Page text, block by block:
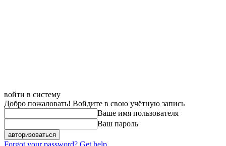
войти в систему
Добро пожаловать! Войдите в свою учётную запись
Ваше имя пользователя
Ваш пароль
Forgot your password? Get help